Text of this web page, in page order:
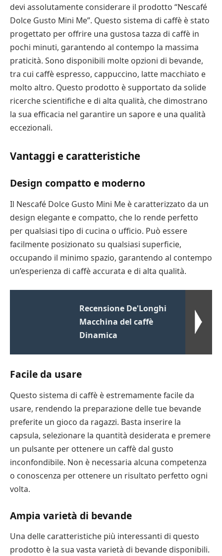
devi assolutamente considerare il prodotto “Nescafé
Dolce Gusto Mini Me”. Questo sistema di caffè è stato
progettato per offrire una gustosa tazza di caffè in
pochi minuti, garantendo al contempo la massima
praticità. Sono disponibili molte opzioni di bevande,
tra cui caffè espresso, cappuccino, latte macchiato e
molto altro. Questo prodotto è supportato da solide
ricerche scientifiche e di alta qualità, che dimostrano
la sua efficacia nel garantire un sapore e una qualità
eccezionali.
Vantaggi e caratteristiche
Design compatto e moderno
Il Nescafé Dolce Gusto Mini Me è caratterizzato da un
design elegante e compatto, che lo rende perfetto
per qualsiasi tipo di cucina o ufficio. Può essere
facilmente posizionato su qualsiasi superficie,
occupando il minimo spazio, garantendo al contempo
un’esperienza di caffè accurata e di alta qualità.
Recensione De'Longhi
Macchina del caffè
Dinamica
Facile da usare
Questo sistema di caffè è estremamente facile da
usare, rendendo la preparazione delle tue bevande
preferite un gioco da ragazzi. Basta inserire la
capsula, selezionare la quantità desiderata e premere
un pulsante per ottenere un caffè dal gusto
inconfondibile. Non è necessaria alcuna competenza
o conoscenza per ottenere un risultato perfetto ogni
volta.
Ampia varietà di bevande
Una delle caratteristiche più interessanti di questo
prodotto è la sua vasta varietà di bevande disponibili.